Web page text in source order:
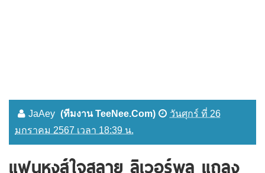
JaAey (ทีมงาน TeeNee.Com)
วันศุกร์ ที่ 26
มกราคม 2567 เวลา 18:39 น.